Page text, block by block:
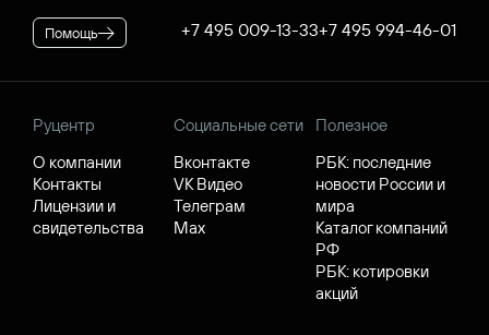
Помощь +7 495 009-13-33+7 495 994-46-01
Руцентр
О компании
Контакты
Лицензии и
свидетельства
Социальные сети
Вконтакте
VK Видео
Телеграм
Max
Полезное
РБК: последние
новости России и
мира
Каталог компаний
РФ
РБК: котировки
акций